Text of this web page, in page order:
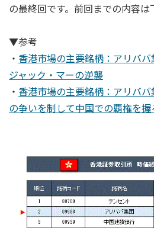
の最終回です。前回までの内容は
▼参考
・ 香港市場の主要銘柄：アリバ
ジャック・マーの逆襲
・ 香港市場の主要銘柄：アリバ
の争いを制して中国での覇権を握